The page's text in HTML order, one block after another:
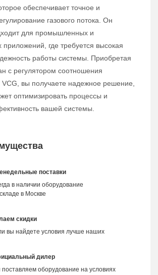
обеспечивает точное и
газового потока. Он
для промышленных и
приложений, где требуется высокая
работы системы. Приобретая
с регулятором соотношения
вы получаете надежное решение,
оптимизировать процессы и
вашей системы.
поставки
в наличии оборудование
в Москве
скидки
вы найдете условия лучше наших
дилер
оборудование на условиях